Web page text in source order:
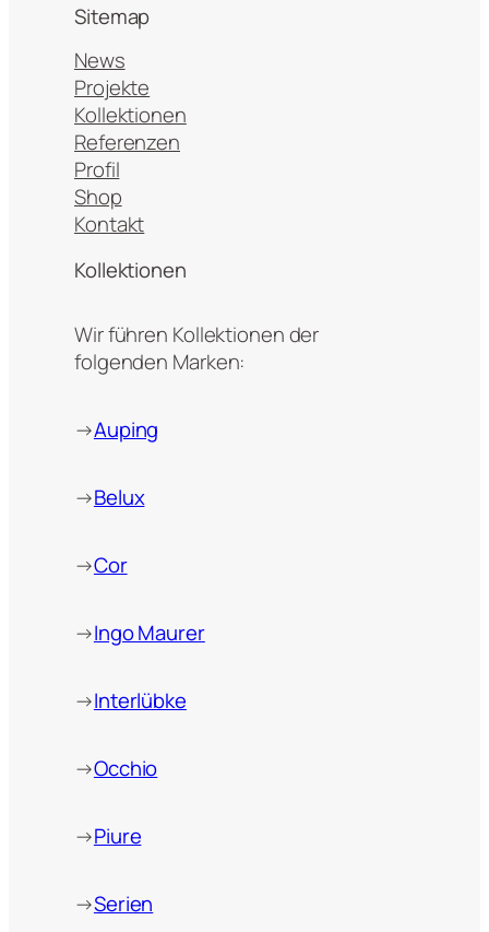
Sitemap
News
Projekte
Kollektionen
Referenzen
Profil
Shop
Kontakt
Kollektionen
Wir führen Kollektionen der
folgenden Marken:
→Auping
→Belux
→Cor
→Ingo Maurer
→Interlübke
→Occhio
→Piure
→Serien